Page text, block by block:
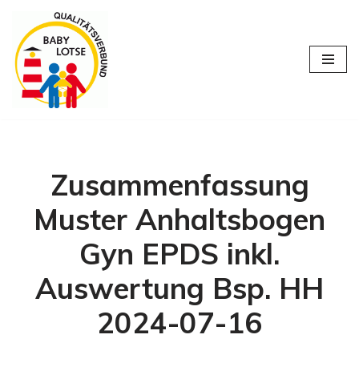
Zum
Inhalt
springen
Zusammenfassung
Muster Anhaltsbogen
Gyn EPDS inkl.
Auswertung Bsp. HH
2024-07-16